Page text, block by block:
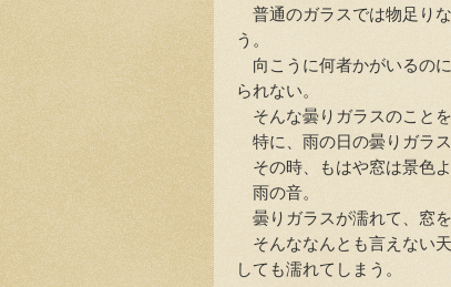
普通のガラスでは物足り
う。
向こうに何者かがいるの
られない。
そんな曇りガラスのことを
特に、雨の日の曇りガラス
その時、もはや窓は景色よ
雨の音。
曇りガラスが濡れて、窓
そんななんとも言えない
しても濡れてしまう。